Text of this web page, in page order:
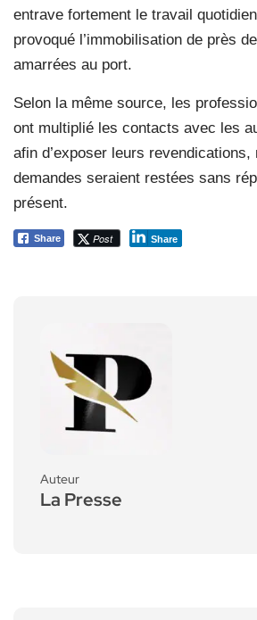
entrave fortement le travail
provoqué l’immobilisation de près
amarrées au port.
Selon la même source, les
ont multiplié les contacts avec les
afin d’exposer leurs revendications,
demandes seraient restées sans
présent.
Share Post Share
Auteur
La Presse